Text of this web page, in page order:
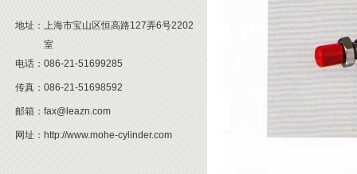
地址： 上海市宝山区恒高路127弄6号2202
室
电话： 086-21-51699285
传真： 086-21-51698592
邮箱： fax@leazn.com
网址： http://www.mohe-cylinder.com